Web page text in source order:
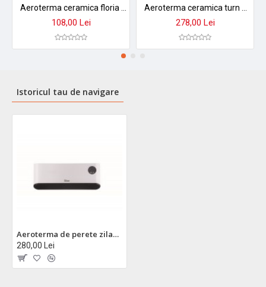
108,00 Lei 278,00 Lei
Istoricul tau de navigare
Aeroterma de perete zilan zln5626 - 2200w, design ultra-subtire, ecran led, telecomanda
280,00 Lei